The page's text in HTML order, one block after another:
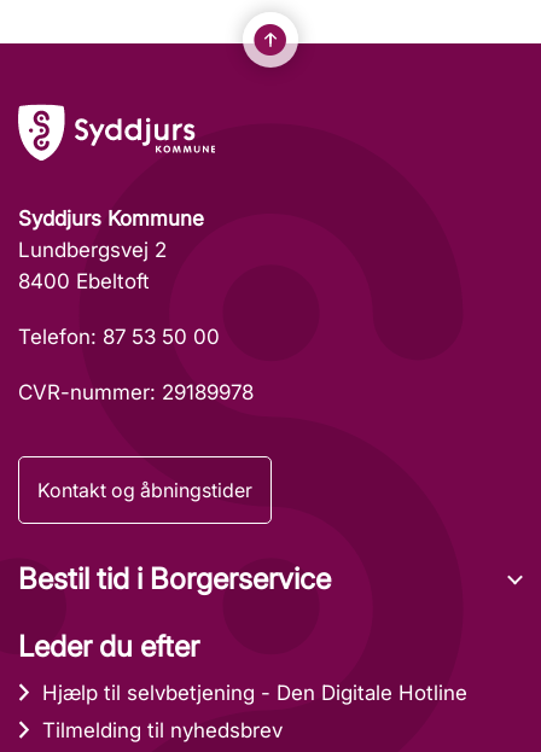
Syddjurs Kommune
Lundbergsvej 2
8400 Ebeltoft
Telefon: 87 53 50 00
CVR-nummer: 29189978
Kontakt og åbningstider
Bestil tid i Borgerservice
Leder du efter
Hjælp til selvbetjening - Den Digitale Hotline
Tilmelding til nyhedsbrev